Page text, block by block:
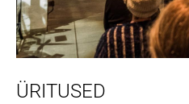
ÜRITUSED